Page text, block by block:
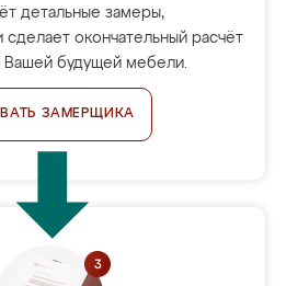
детальные замеры,
сделает окончательный расчёт
Вашей будущей мебели.
ЗАМЕРЩИКА